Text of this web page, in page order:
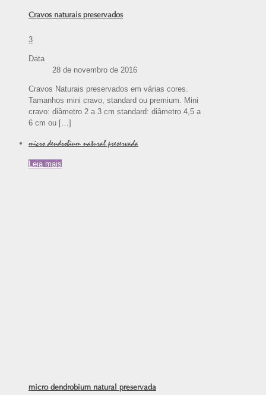
Cravos naturais preservados
3
Data
28 de novembro de 2016
Cravos Naturais preservados em várias cores.
Tamanhos mini cravo, standard ou premium. Mini
cravo: diâmetro 2 a 3 cm standard: diâmetro 4,5 a
6 cm ou […]
micro dendrobium natural preservada
Leia mais
micro dendrobium natural preservada